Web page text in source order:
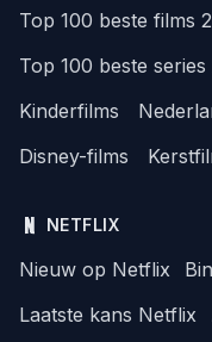
Top 100 beste films
Top 100 beste series
Kinderfilms
Disney-films
NETFLIX
Nieuw op Netflix
Laatste kans Netflix